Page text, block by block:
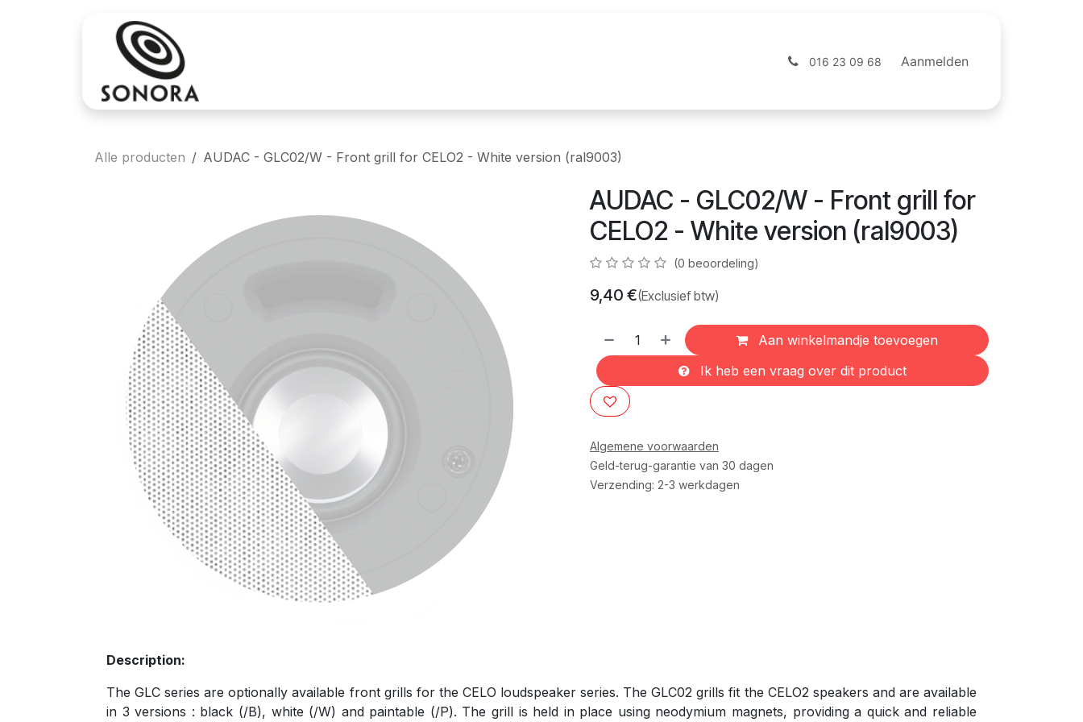
Webshop
016 23 09 68 Aanmelden
Alle producten AUDAC - GLC02/W - Front grill for CELO2 - White version (ral9003)
AUDAC - GLC02/W - Front grill for
CELO2 - White version (ral9003)
(0 beoordeling)
9,40 €(Exclusief btw)
Aan winkelmandje toevoegen
Ik heb een vraag over dit product
Algemene voorwaarden
Geld-terug-garantie van 30 dagen
Verzending: 2-3 werkdagen
Description:
The GLC series are optionally available front grills for the CELO loudspeaker series. The GLC02 grills fit the CELO2 speakers and are available
in 3 versions : black (/B), white (/W) and paintable (/P). The grill is held in place using neodymium magnets, providing a quick and reliable